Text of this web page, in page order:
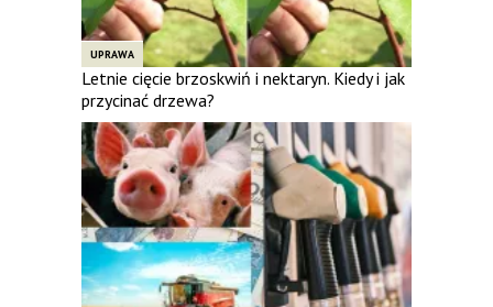
UPRAWA
Letnie cięcie brzoskwiń i nektaryn. Kiedy i jak
przycinać drzewa?